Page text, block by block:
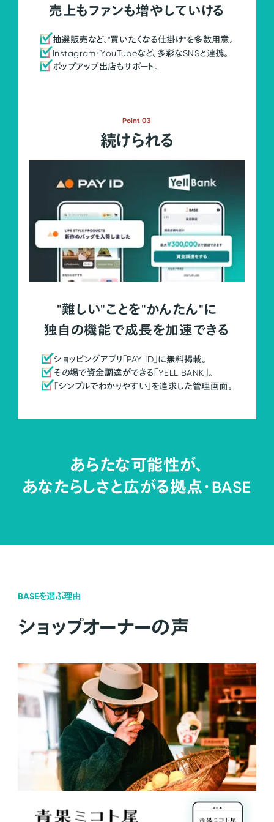
売上もファンも増やしていける
抽選販売など、"買いたくなる仕掛け"を多数用意。
Instagram・YouTubeなど、多彩なSNSと連携。
ポップアップ出店もサポート。
Point 03
続けられる
"難しい"ことを"かんたん"に
独自の機能で成長を加速できる
ショッピングアプリ「PAY ID」に無料掲載。
その場で資金調達ができる「YELL BANK」。
「シンプルでわかりやすい」を追求した管理画面。
あらたな可能性が、
あなたらしさと広がる拠点・BASE
BASEを選ぶ理由
ショップオーナーの声